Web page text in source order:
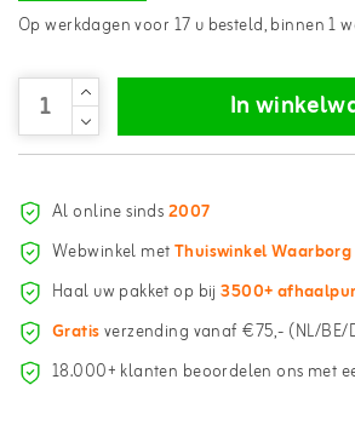
Op werkdagen voor 17 u besteld, binnen 1
In
Al online sinds2007
Webwinkel metThuiswinkel Waarborg
Haal uw pakket op bij3500+
Gratisverzending vanaf €75,- (NL/BE/
18.000+ klanten beoordelen ons met